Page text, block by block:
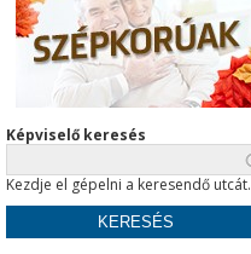
Képviselő keresés
Kezdje el gépelni a keresendő utcát.